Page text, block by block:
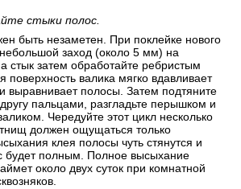
стыки полос.
быть незаметен. При поклейке нового
заход (около 5 мм) на
стык затем обработайте ребристым
поверхность валика мягко вдавливает
выравнивает полосы. Затем подтяните
другу пальцами, разгладьте перышком и
Чередуйте этот цикл несколько
должен ощущаться только
клея полосы чуть стянутся и
будет полным. Полное высыхание
около двух суток при комнатной